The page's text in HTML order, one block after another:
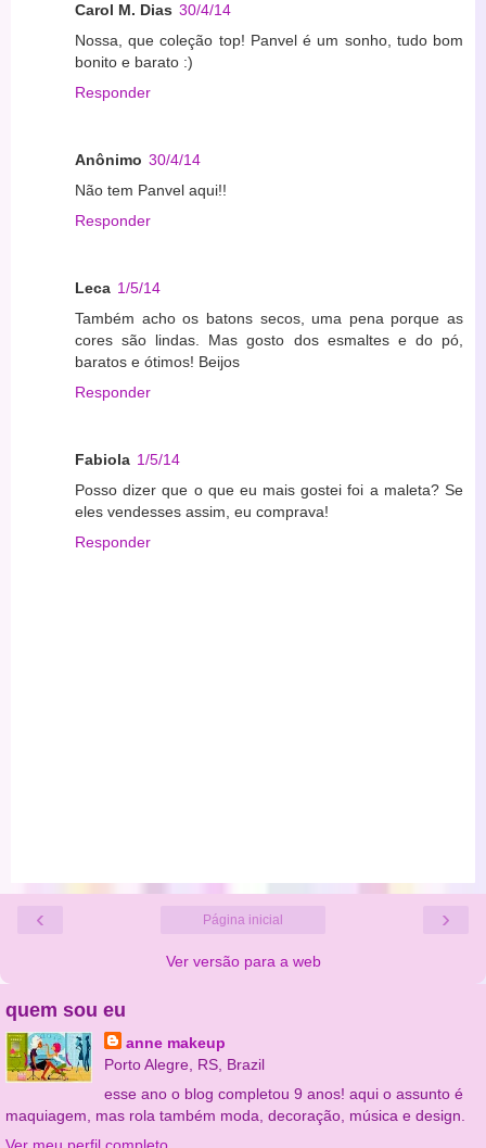
Carol M. Dias 30/4/14
Nossa, que coleção top! Panvel é um sonho, tudo bom
bonito e barato :)
Responder
Anônimo 30/4/14
Não tem Panvel aqui!!
Responder
Leca 1/5/14
Também acho os batons secos, uma pena porque as
cores são lindas. Mas gosto dos esmaltes e do pó,
baratos e ótimos! Beijos
Responder
Fabiola 1/5/14
Posso dizer que o que eu mais gostei foi a maleta? Se
eles vendesses assim, eu comprava!
Responder
‹ ›
Página inicial
Ver versão para a web
quem sou eu
anne makeup
Porto Alegre, RS, Brazil
esse ano o blog completou 9 anos! aqui o assunto é
maquiagem, mas rola também moda, decoração, música e design.